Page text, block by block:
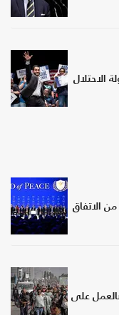
الاحتلال
الاتفاق
على